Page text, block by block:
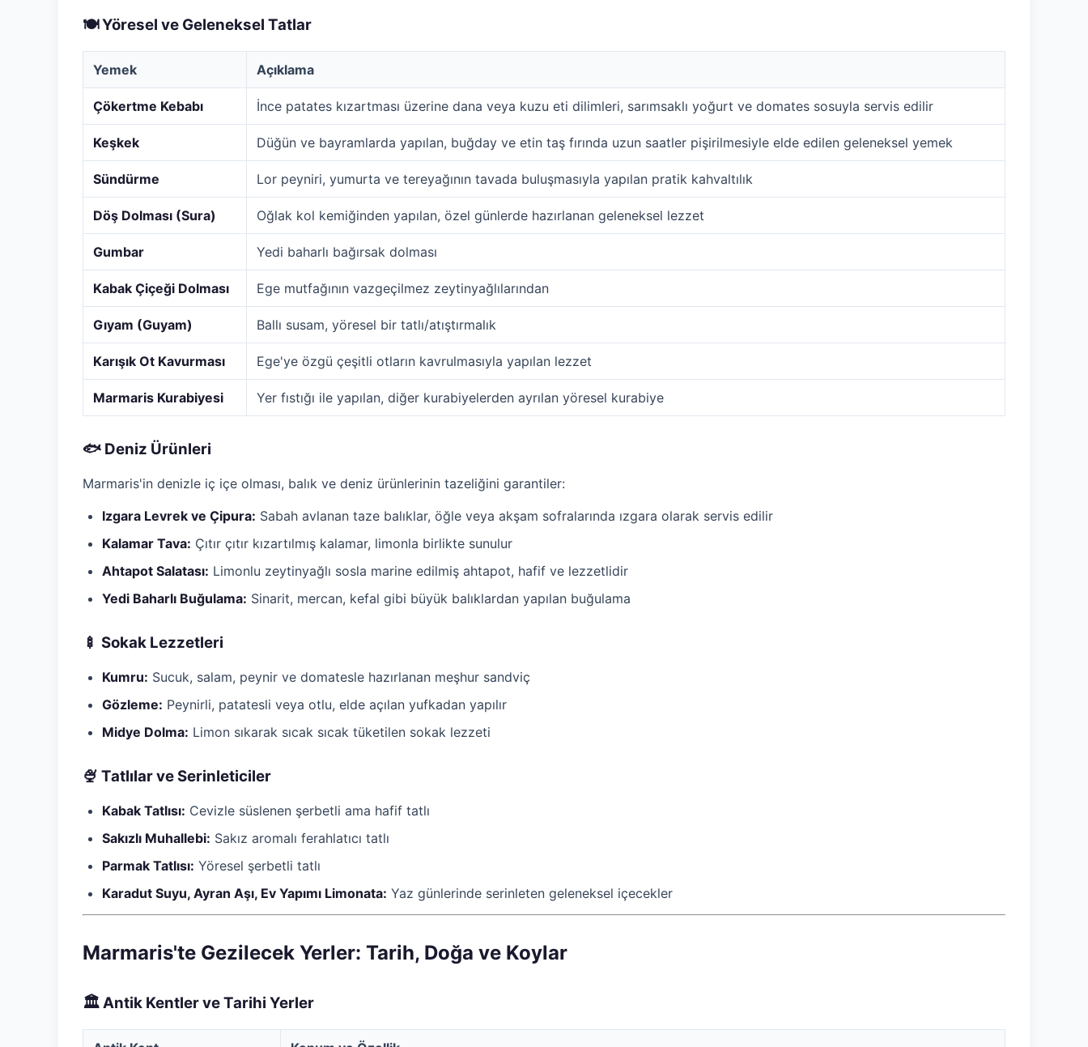
🍽️ Yöresel ve Geleneksel Tatlar
Yemek Açıklama
Çökertme Kebabı İnce patates kızartması üzerine dana veya kuzu eti dilimleri, sarımsaklı yoğurt ve domates sosuyla servis edilir
Keşkek Düğün ve bayramlarda yapılan, buğday ve etin taş fırında uzun saatler pişirilmesiyle elde edilen geleneksel yemek
Sündürme Lor peyniri, yumurta ve tereyağının tavada buluşmasıyla yapılan pratik kahvaltılık
Döş Dolması (Sura) Oğlak kol kemiğinden yapılan, özel günlerde hazırlanan geleneksel lezzet
Gumbar Yedi baharlı bağırsak dolması
Kabak Çiçeği Dolması Ege mutfağının vazgeçilmez zeytinyağlılarından
Gıyam (Guyam) Ballı susam, yöresel bir tatlı/atıştırmalık
Karışık Ot Kavurması Ege'ye özgü çeşitli otların kavrulmasıyla yapılan lezzet
Marmaris Kurabiyesi Yer fıstığı ile yapılan, diğer kurabiyelerden ayrılan yöresel kurabiye
🐟 Deniz Ürünleri
Marmaris'in denizle iç içe olması, balık ve deniz ürünlerinin tazeliğini garantiler:
Izgara Levrek ve Çipura: Sabah avlanan taze balıklar, öğle veya akşam sofralarında ızgara olarak servis edilir
Kalamar Tava: Çıtır çıtır kızartılmış kalamar, limonla birlikte sunulur
Ahtapot Salatası: Limonlu zeytinyağlı sosla marine edilmiş ahtapot, hafif ve lezzetlidir
Yedi Baharlı Buğulama: Sinarit, mercan, kefal gibi büyük balıklardan yapılan buğulama
🍢 Sokak Lezzetleri
Kumru: Sucuk, salam, peynir ve domatesle hazırlanan meşhur sandviç
Gözleme: Peynirli, patatesli veya otlu, elde açılan yufkadan yapılır
Midye Dolma: Limon sıkarak sıcak sıcak tüketilen sokak lezzeti
🍨 Tatlılar ve Serinleticiler
Kabak Tatlısı: Cevizle süslenen şerbetli ama hafif tatlı
Sakızlı Muhallebi: Sakız aromalı ferahlatıcı tatlı
Parmak Tatlısı: Yöresel şerbetli tatlı
Karadut Suyu, Ayran Aşı, Ev Yapımı Limonata: Yaz günlerinde serinleten geleneksel içecekler
Marmaris'te Gezilecek Yerler: Tarih, Doğa ve Koylar
🏛️ Antik Kentler ve Tarihi Yerler